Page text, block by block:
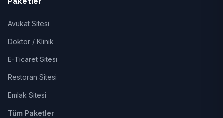
Avukat Sitesi
Doktor / Klinik
E-Ticaret Sitesi
Restoran Sitesi
Emlak Sitesi
Tüm Paketler